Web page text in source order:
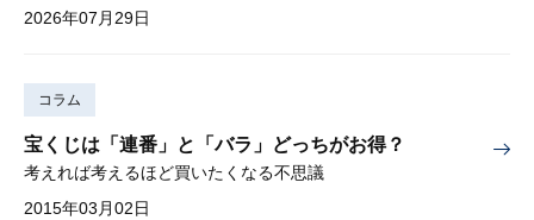
2026年07月29日
コラム
宝くじは「連番」と「バラ」どっちがお得？
考えれば考えるほど買いたくなる不思議
2015年03月02日